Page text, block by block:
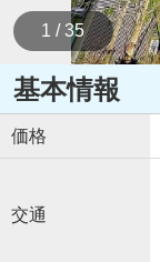
1 / 35
基本情報
価格
交通